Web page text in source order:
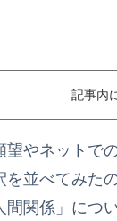
記事内
やネットで
を並べてみた
間関係」につ